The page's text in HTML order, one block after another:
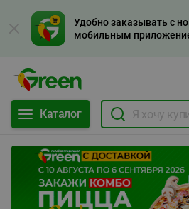
Удобно заказывать с
мобильным
Каталог